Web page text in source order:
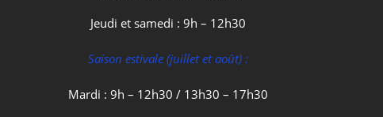
Jeudi et samedi : 9h – 12h30
Saison estivale (juillet et août) :
Mardi : 9h – 12h30 / 13h30 – 17h30